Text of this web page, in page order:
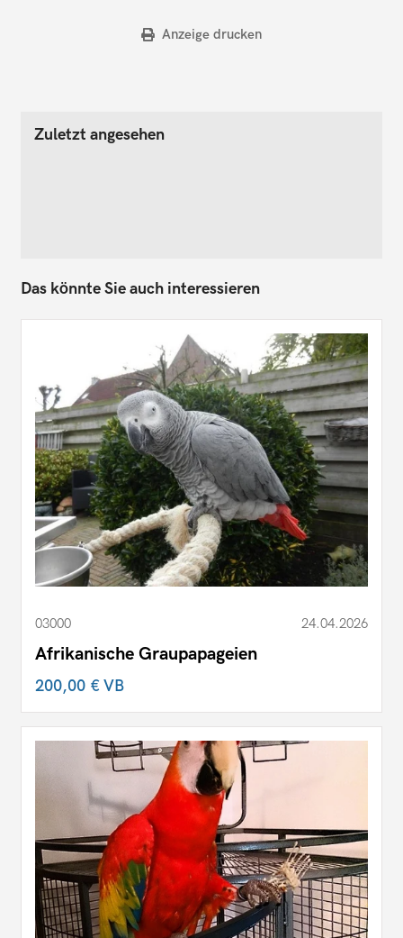
Anzeige drucken
Zuletzt angesehen
Das könnte Sie auch interessieren
03000 24.04.2026
Afrikanische Graupapageien
200,00 €VB